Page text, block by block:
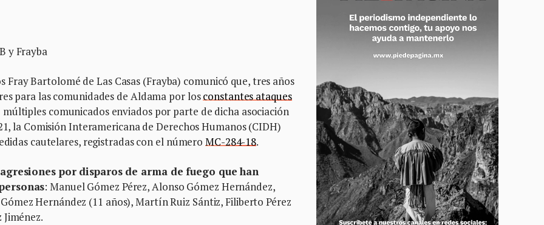
y Frayba
Fray Bartolomé de Las Casas (Frayba) comunicó que, tres años
para las comunidades de Aldama por losconstantes ataques
comunicados enviados por parte de dicha asociación
la Comisión Interamericana de Derechos Humanos (CIDH)
cautelares, registradas con el númeroMC-284-18.
por disparos de arma de fuego que han
: Manuel Gómez Pérez, Alonso Gómez Hernández,
Hernández (11 años), Martín Ruiz Sántiz, Filiberto Pérez